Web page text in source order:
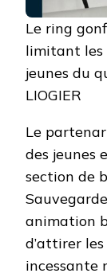
Le ring
limitant les
jeunes du
LIOGIER
Le
des jeunes
section de
animation
d’attirer
incessante